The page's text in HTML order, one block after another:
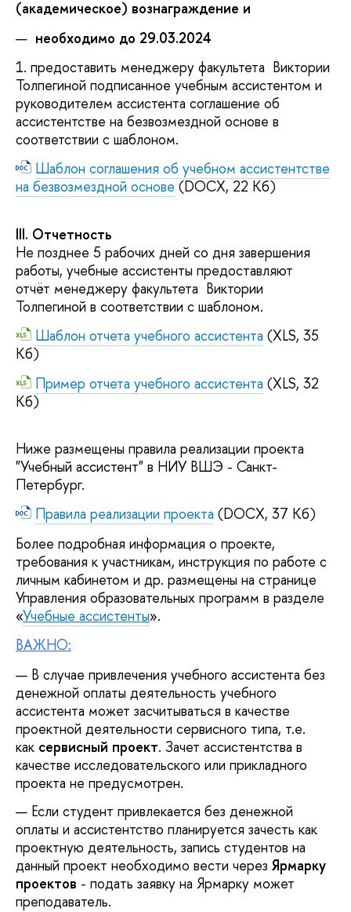
(академическое) вознаграждение и
необходимо до 29.03.2024
1. предоставить менеджеру факультета Виктории
Толпегиной подписанное учебным ассистентом и
руководителем ассистента соглашение об
ассистентстве на безвозмездной основе в
соответствии с шаблоном.
Шаблон соглашения об учебном ассистентстве
на безвозмездной основе (DOCX, 22 Кб)
III. Отчетность
Не позднее 5 рабочих дней со дня завершения
работы, учебные ассистенты предоставляют
отчёт менеджеру факультета Виктории
Толпегиной в соответствии с шаблоном.
Шаблон отчета учебного ассистента (XLS, 35
Кб)
Пример отчета учебного ассистента (XLS, 32
Кб)
Ниже размещены правила реализации проекта
"Учебный ассистент" в НИУ ВШЭ - Санкт-
Петербург.
Правила реализации проекта (DOCX, 37 Кб)
Более подробная информация о проекте,
требования к участникам, инструкция по работе с
личным кабинетом и др. размещены на странице
Управления образовательных программ в разделе
«Учебные ассистенты».
ВАЖНО:
В случае привлечения учебного ассистента без
денежной оплаты деятельность учебного
ассистента может засчитываться в качестве
проектной деятельности сервисного типа, т.е.
как сервисный проект. Зачет ассистентства в
качестве исследовательского или прикладного
проекта не предусмотрен.
Если студент привлекается без денежной
оплаты и ассистентство планируется зачесть как
проектную деятельность, запись студентов на
данный проект необходимо вести через Ярмарку
проектов - подать заявку на Ярмарку может
преподаватель.